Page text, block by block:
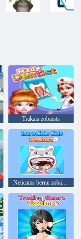
Trakais zobārsts
Neticams bērnu zobārsts